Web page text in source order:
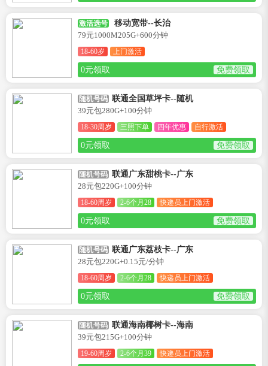
激活选号
移动宽带--长治
79元1000M205G+600分钟
18-60岁 上门激活
0元领取 免费领取
随机号码 联通全国草坪卡--随机
39元包280G+100分钟
18-30周岁 三照下单 四年优惠 自行激活
0元领取 免费领取
随机号码 联通广东甜桃卡--广东
28元包220G+100分钟
18-60周岁 2-6个月28 快递员上门激活
0元领取 免费领取
随机号码 联通广东荔枝卡--广东
28元包220G+0.15元/分钟
18-60周岁 2-6个月28 快递员上门激活
0元领取 免费领取
随机号码 联通海南椰树卡--海南
39元包215G+100分钟
19-60周岁 2-6个月39 快递员上门激活